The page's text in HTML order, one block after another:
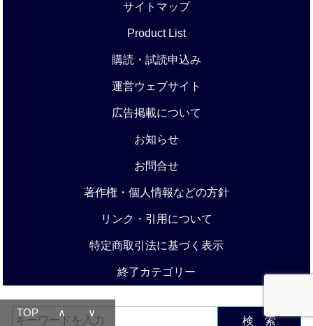
サイトマップ
Product List
購読・試読申込み
運営ウェブサイト
広告掲載について
お知らせ
お問合せ
著作権・個人情報などの方針
リンク・引用について
特定商取引法に基づく表示
終了カテゴリー
検 索
TOP ∧ ∨